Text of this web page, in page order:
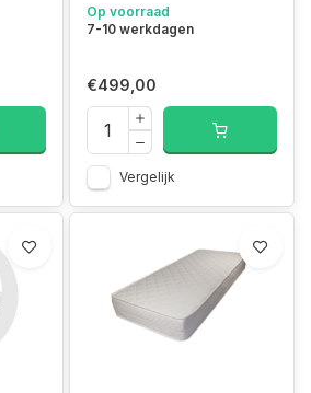
Op voorraad
7-10 werkdagen
€499,00
Vergelijk